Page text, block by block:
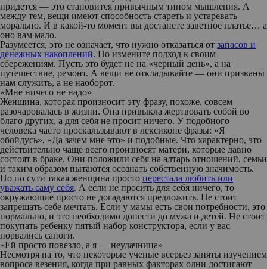
придется — это становится привычным типом мышления. А
между тем, вещи имеют способность стареть и устаревать
морально. И в какой-то момент вы достанете заветное платье… а
оно вам мало.
Разумеется, это не означает, что нужно отказаться от запасов и
денежных накоплений. Но измените подход к своим
сбережениям. Пусть это будет не на «черный день», а на
путешествие, ремонт. А вещи не откладывайте — они призваны
нам служить, а не наоборот.
«Мне ничего не надо»
Женщина, которая произносит эту фразу, похоже, совсем
разочаровалась в жизни. Она привыкла жертвовать собой во
благо других, а для себя не просит ничего. У подобного
человека часто проскальзывают в лексиконе фразы: «Я
обойдусь», «Да зачем мне это» и подобные. Что характерно, это
действительно чаще всего произносят матери, которые давно
состоят в браке. Они положили себя на алтарь отношений, семьи
и таким образом пытаются осознать собственную значимость.
Но по сути такая женщина просто перестала любить или
уважать саму себя. А если не просить для себя ничего, то
окружающие просто не догадаются предложить. Не стоит
запрещать себе мечтать. Если у мамы есть свои потребности, это
нормально, и это необходимо донести до мужа и детей. Не стоит
покупать ребенку пятый набор конструктора, если у вас
порвались сапоги.
«Ей просто повезло, а я — неудачница»
Несмотря на то, что некоторые ученые всерьез заняты изучением
вопроса везения, когда при равных факторах одни достигают